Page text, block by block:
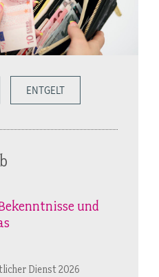
ENTGELT
und
Dienst 2026